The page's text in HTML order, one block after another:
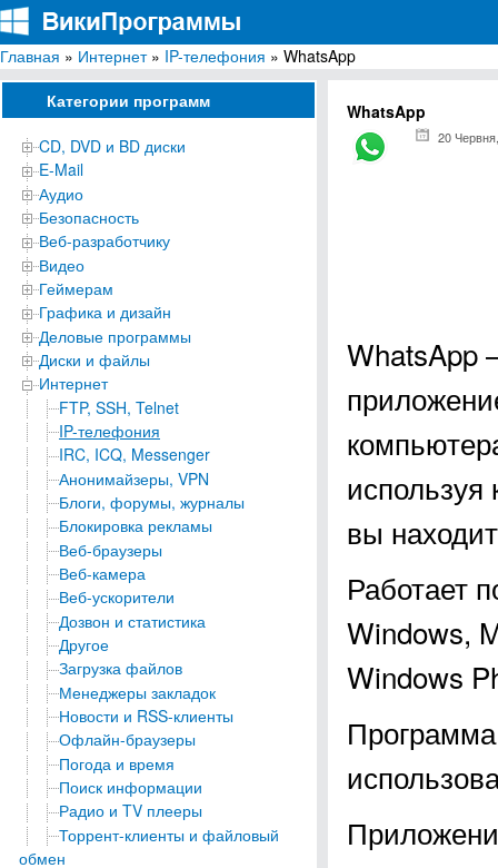
ВикиПрограммы
Энциклопедия бесплатных компьютерных программ для Windows
Главная » Интернет» IP-телефония » WhatsApp
Категории программ
CD, DVD и BD диски
E-Mail
Аудио
Безопасность
Веб-разработчику
Видео
Геймерам
Графика и дизайн
Деловые программы
Диски и файлы
Интернет
FTP, SSH, Telnet
IP-телефония
IRC, ICQ, Messenger
Анонимайзеры, VPN
Блоги, форумы, журналы
Блокировка рекламы
Веб-браузеры
Веб-камера
Веб-ускорители
Дозвон и статистика
Другое
Загрузка файлов
Менеджеры закладок
Новости и RSS-клиенты
Офлайн-браузеры
Погода и время
Поиск информации
Радио и TV плееры
Торрент-клиенты и файловый
обмен
WhatsApp
20
WhatsApp
используя
вы
Работает
Windows,
Windows